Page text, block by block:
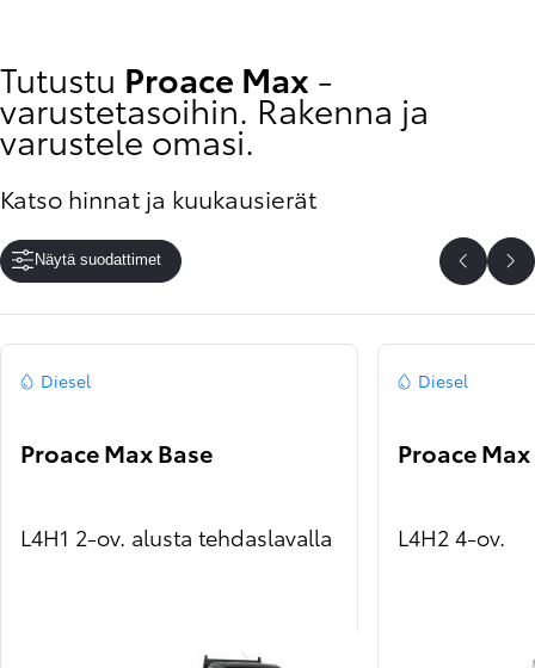
Tutustu Proace Max -
varustetasoihin. Rakenna ja
varustele omasi.
Katso hinnat ja kuukausierät
Näytä suodattimet
Diesel
Proace Max Base
L4H1 2-ov. alusta tehdaslavalla
Diesel
Proace
L4H2 4-ov.